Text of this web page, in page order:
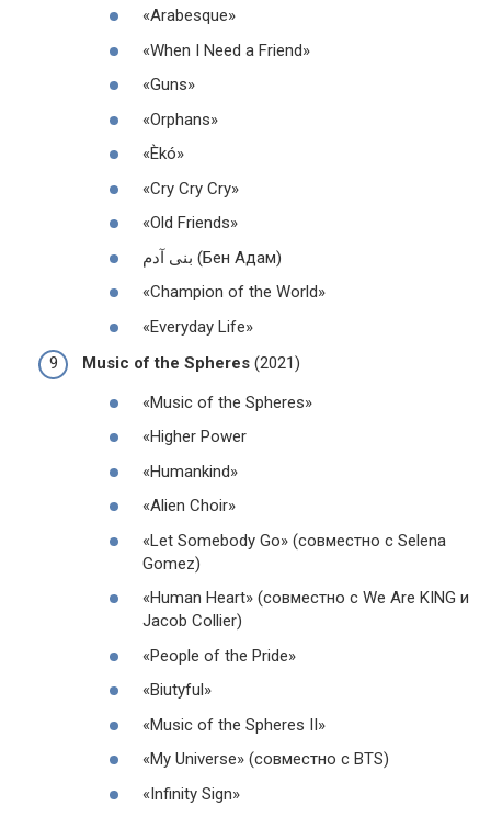
«Arabesque»
«When I Need a Friend»
«Guns»
«Orphans»
«Èkó»
«Cry Cry Cry»
«Old Friends»
بنی آدم (Бен Адам)
«Champion of the World»
«Everyday Life»
Music of the Spheres (2021)
«Music of the Spheres»
«Higher Power
«Humankind»
«Alien Choir»
«Let Somebody Go» (совместно с Selena
Gomez)
«Human Heart» (совместно с We Are KING и
Jacob Collier)
«People of the Pride»
«Biutyful»
«Music of the Spheres II»
«My Universe» (совместно с BTS)
«Infinity Sign»